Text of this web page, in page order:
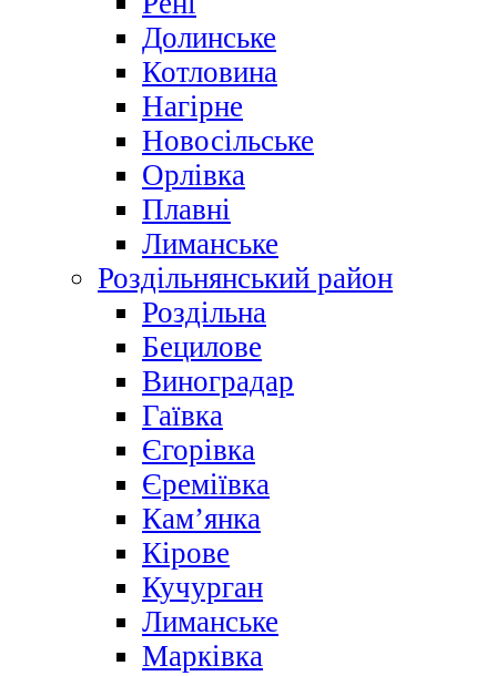
Долинське
Котловина
Нагірне
Новосільське
Орлівка
Плавні
Лиманське
Роздільнянський район
Роздільна
Бецилове
Виноградар
Гаївка
Єгорівка
Єреміївка
Кам’янка
Кірове
Кучурган
Лиманське
Марківка